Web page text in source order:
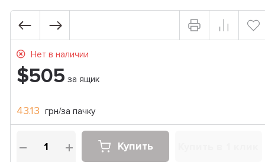
Нет в наличии
$505 за ящик
43.13 грн/за пачку
Купить